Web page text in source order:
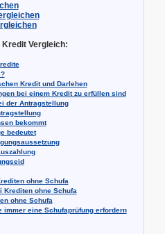
Kredit Vergleich:
Kredit und Darlehen
bei einem Kredit zu erfüllen sind
der Antragstellung
bekommt
bedeutet
ohne Schufa
Krediten ohne Schufa
ohne Schufa
immer eine Schufaprüfung erfordern